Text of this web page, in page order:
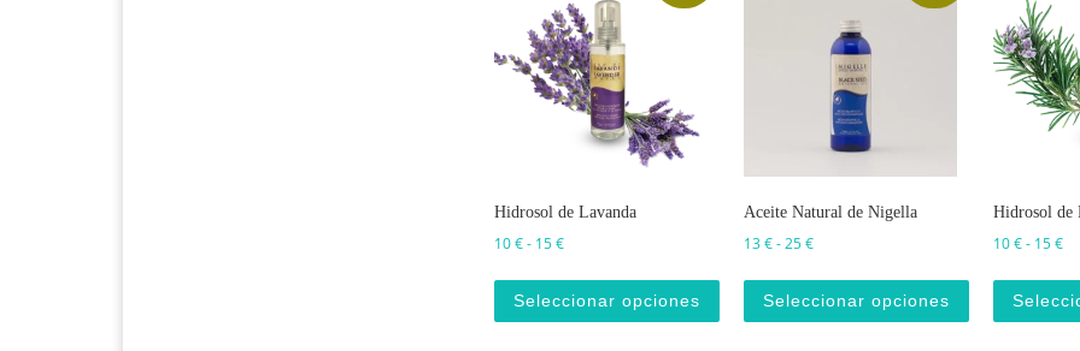
Hidrosol de Lavanda
10€ - 15€Rango de precios: desde 10 € hasta 15 €
Seleccionar opciones
Aceite Natural de Nigella
13€-25€Rango de precios: desde 13 € hasta 25 €
Seleccionar opciones
Hidrosol de
10€- 15€